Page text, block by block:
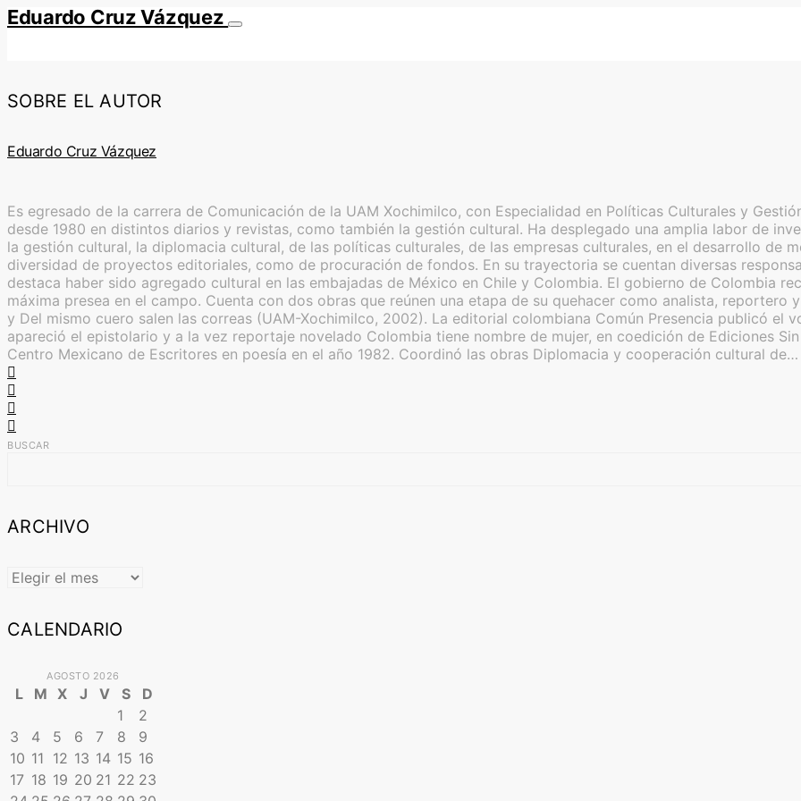
Eduardo Cruz Vázquez
SOBRE EL AUTOR
Eduardo Cruz Vázquez
Es egresado de la carrera de Comunicación de la UAM Xochimilco, con Especialidad en Políticas Culturales y
desde 1980 en distintos diarios y revistas, como también la gestión cultural. Ha desplegado una amplia labor de
la gestión cultural, la diplomacia cultural, de las políticas culturales, de las empresas culturales, en el desarrollo de
diversidad de proyectos editoriales, como de procuración de fondos. En su trayectoria se cuentan diversas
destaca haber sido agregado cultural en las embajadas de México en Chile y Colombia. El gobierno de Colombia
máxima presea en el campo. Cuenta con dos obras que reúnen una etapa de su quehacer como analista, reportero
y Del mismo cuero salen las correas (UAM-Xochimilco, 2002). La editorial colombiana Común Presencia publicó el
apareció el epistolario y a la vez reportaje novelado Colombia tiene nombre de mujer, en coedición de Ediciones
Centro Mexicano de Escritores en poesía en el año 1982. Coordinó las obras Diplomacia y cooperación cultural de…
BUSCAR
ARCHIVO
ARCHIVO
CALENDARIO
AGOSTO 2026
L M X J V S
D
1
2
3
4 5 6 7 8
9
10 11 12 13 14 15 16
17 18 19 20 21 22 23